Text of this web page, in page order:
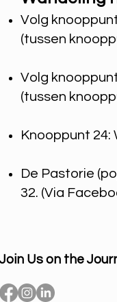
Volg
(tussen
Volg
(tussen
Knooppunt
De Pastorie
32. (Via
Join Us on the